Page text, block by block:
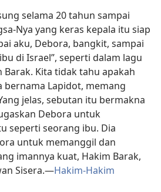
selama 20 tahun sampai
Nya yang keras kepala itu siap
aku, Debora, bangkit, sampai
di Israel”, seperti dalam lagu
Kita tidak tahu apakah
Lapidot, memang
jelas, sebutan itu bermakna
Debora untuk
seperti seorang ibu. Dia
untuk memanggil dan
imannya kuat, Hakim Barak,
Sisera.​—Hakim-Hakim